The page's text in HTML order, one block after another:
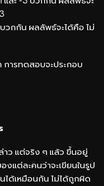
วกกัน ผลลัพธ์จะได้คือ ไม่
การทดสอบจะประกอบ
ว แต่จริง ๆ แล้ว ขึ้นอยู่
แต่ละคนว่าจะเขียนในรูป
ได้เหมือนกัน ไม่ได้ถูกผิด